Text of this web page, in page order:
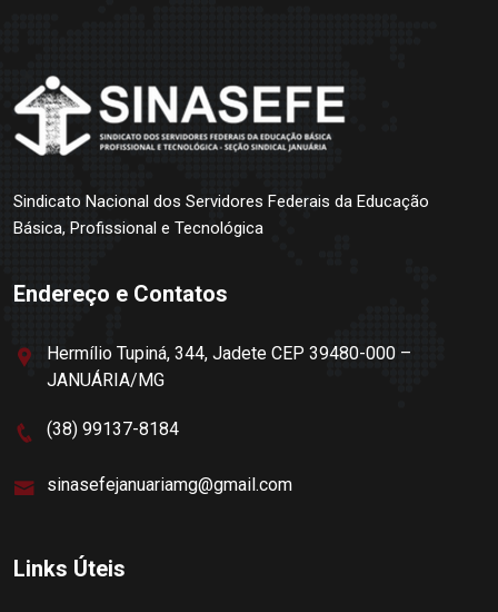
Sindicato Nacional dos Servidores Federais da Educação
Básica, Profissional e Tecnológica
Endereço e Contatos
Hermílio Tupiná, 344, Jadete CEP 39480-000 –
JANUÁRIA/MG
(38) 99137-8184
sinasefejanuariamg@gmail.com
Links Úteis